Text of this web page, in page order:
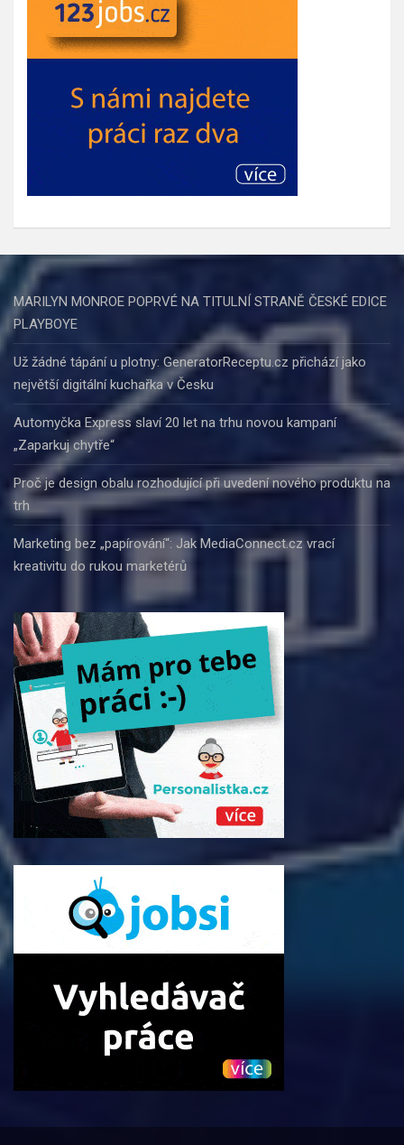
MARILYN MONROE POPRVÉ NA TITULNÍ STRANĚ ČESKÉ EDICE
PLAYBOYE
Už žádné tápání u plotny: GeneratorReceptu.cz přichází jako
největší digitální kuchařka v Česku
Automyčka Express slaví 20 let na trhu novou kampaní
„Zaparkuj chytře“
Proč je design obalu rozhodující při uvedení nového produktu na
trh
Marketing bez „papírování“: Jak MediaConnect.cz vrací
kreativitu do rukou marketérů